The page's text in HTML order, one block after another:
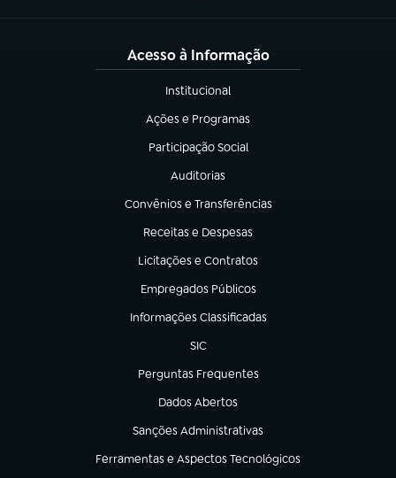
Acesso à Informação
Institucional
(abre em nova aba)
Ações e Programas
(abre em nova aba)
Participação Social
(abre em nova aba)
Auditorias
(abre em nova aba)
Convênios e Transferências
(abre em nova aba)
Receitas e Despesas
(abre em nova aba)
Licitações e Contratos
(abre em nova aba)
Empregados Públicos
(abre em nova aba)
Informações Classificadas
(abre em nova aba)
SIC
(abre em nova aba)
Perguntas Frequentes
(abre em nova aba)
Dados Abertos
(abre em nova aba)
Sanções Administrativas
(abre em nova aba)
Ferramentas e Aspectos Tecnológicos
(abre em nova aba)